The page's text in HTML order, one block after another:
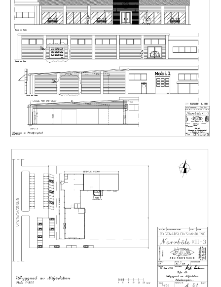
den långsiktiga investeraren eller verksamhetsutövaren
innebär detta både stabilitet och kontroll över framtida
utvecklingsmöjligheter. Helheten är genomgående väl
anpassad för verksamhet med behov av kombinerade
försäljnings-, service-, lager- och administrationsytor.
Fastighetens planlösning erbjuder stor flexibilitet och
lämpar sig väl för såväl fortsatt verksamhet inom
fordons- och maskinbranschen som för handel, logistik,
lagerhållning, entreprenad, lätt industri eller annan
kombinerad företagsverksamhet. Lokalerna kan även
anpassas för flera hyresgäster eller olika
verksamhetsgrenar beroende på framtida behov. Gällande
stadsplan med bestämmelser finns bifogat såsom bilaga.
Försäljnings- och showroomdelen präglas av öppna ytor,
generös takhöjd och stora glaspartier som ger ett
representativt intryck och ett fint naturligt ljusinsläpp.
Här finns goda möjligheter för butik, kundmottagning,
utställning eller annan publik verksamhet. I anslutning
till detta finns kontorsdelar med inglasade arbetsrum,
mötesutrymmen och gemensamma arbetsytor samt
personalutrymmen med dusch- och tvättmöjligheter. De